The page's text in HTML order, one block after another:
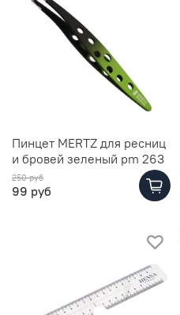
Пинцет MERTZ для ресниц
и бровей зеленый pm 263
250 руб
99 руб